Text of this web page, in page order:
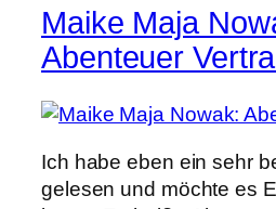
Maike Maja
Abenteuer
Ich habe eben ein sehr
gelesen und möchte es